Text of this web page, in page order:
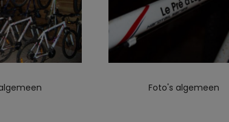
Foto's algemeen